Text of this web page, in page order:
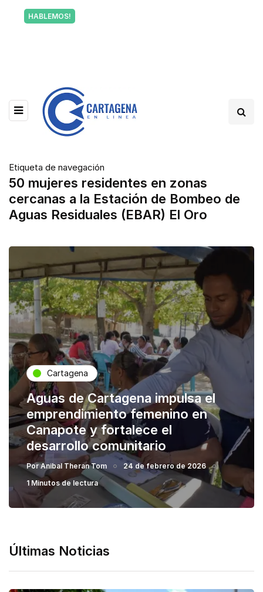
HABLEMOS!
Etiqueta de navegación
50 mujeres residentes en zonas
cercanas a la Estación de Bombeo de
Aguas Residuales (EBAR) El Oro
Cartagena
Aguas de Cartagena impulsa el
emprendimiento femenino en
Canapote y fortalece el
desarrollo comunitario
PorAnibal Theran Tom
24 de febrero de 2026
1 Minutos de lectura
Últimas Noticias